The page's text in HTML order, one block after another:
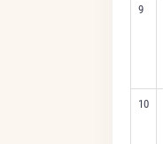
9
10